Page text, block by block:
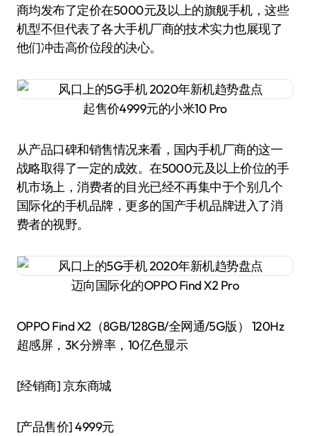
商均发布了定价在5000元及以上的旗舰手机，这些
机型不但代表了各大手机厂商的技术实力也展现了
他们冲击高价位段的决心。
起售价4999元的小米10 Pro
从产品口碑和销售情况来看，国内手机厂商的这一
战略取得了一定的成效。在5000元及以上价位的手
机市场上，消费者的目光已经不再集中于个别几个
国际化的手机品牌，更多的国产手机品牌进入了消
费者的视野。
迈向国际化的OPPO Find X2 Pro
OPPO Find X2（8GB/128GB/全网通/5G版） 120Hz
超感屏，3K分辨率，10亿色显示
[经销商]京东商城
[产品售价]4999元